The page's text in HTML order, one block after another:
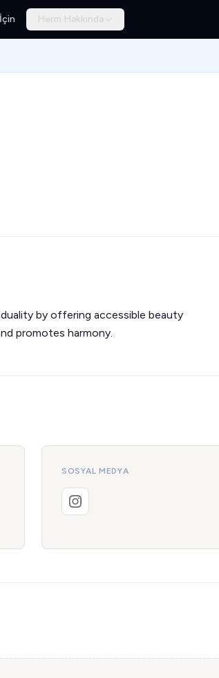
Herm Hakkında
by offering accessible beauty
promotes harmony.
SOSYAL MEDYA